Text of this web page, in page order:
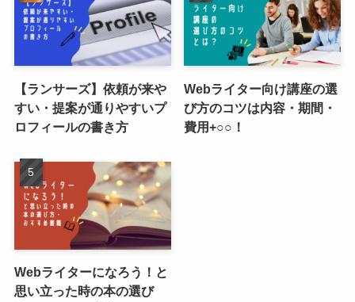
【ランサーズ】依頼が来や
すい・提案が通りやすいプ
ロフィールの書き方
Webライター向け講座の選
び方のコツは内容・期間・
費用+○○！
Webライターになろう！と
思い立った時の本の選び